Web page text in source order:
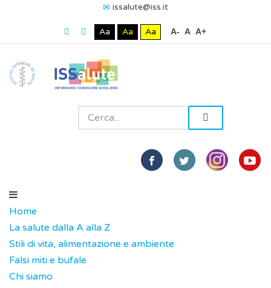
issalute@iss.it
Aa Aa Aa A- A A+
Home
La salute dalla A alla Z
Stili di vita, alimentazione e ambiente
Falsi miti e bufale
Chi siamo